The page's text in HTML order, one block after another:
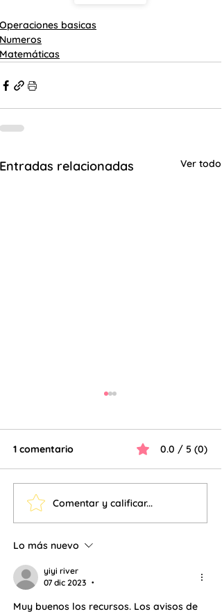
Operaciones basicas
Numeros
Matemáticas
Entradas relacionadas Ver todo
Llavero de las Tablas
1 comentario 0.0 / 5 (0)
Comentar y calificar...
Lo más nuevo
yiyi river
07 dic 2023
•
Muy buenos los recursos. Los avisos de